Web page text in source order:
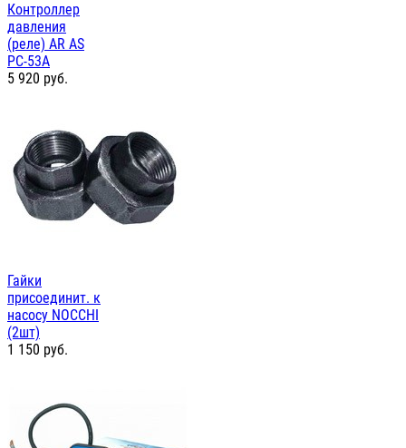
Контроллер
давления
(реле) AR AS
PC-53А
5 920 руб.
Гайки
присоединит. к
насосу NOCCHI
(2шт)
1 150 руб.